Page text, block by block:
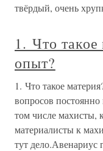
твёрдый, очень
1. Что такое
опыт?
1. Что такое
вопросов
том числе махисты,
материалисты к
тут дело.Авенариус